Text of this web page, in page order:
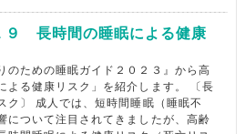
９ 長時間の睡眠による健康
のための睡眠ガイド２０２３』から高
よる健康リスク」を紹介します。 〔長
ク〕 成人では、短時間睡眠（睡眠不
について注目されてきましたが、高齢